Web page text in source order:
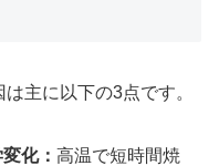
主に以下の3点です。
化：高温で短時間焼